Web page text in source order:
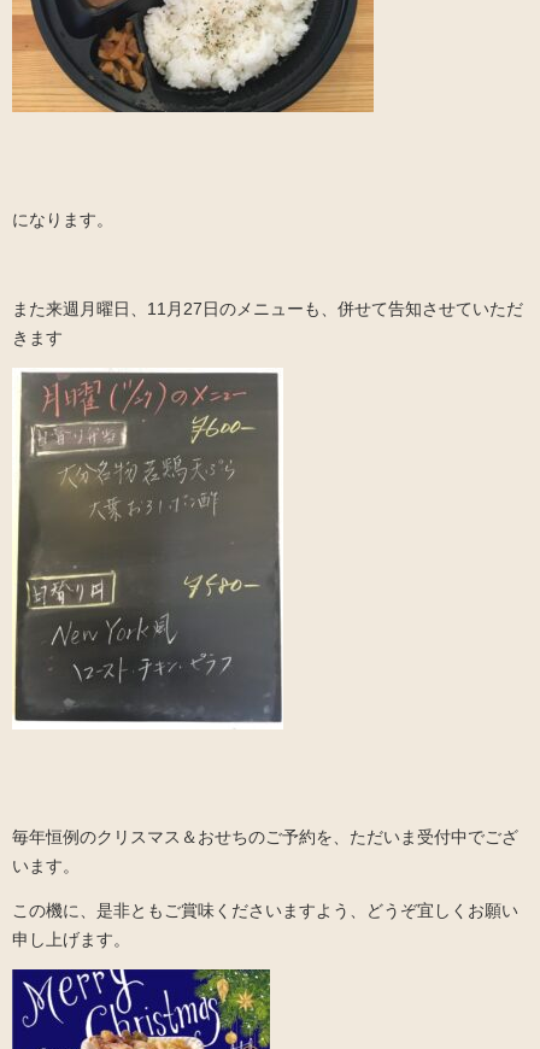
になります。
また来週月曜日、11月27日のメニューも、併せて告知させていただ
きます
毎年恒例のクリスマス＆おせちのご予約を、ただいま受付中でござ
います。
この機に、是非ともご賞味くださいますよう、どうぞ宜しくお願い
申し上げます。